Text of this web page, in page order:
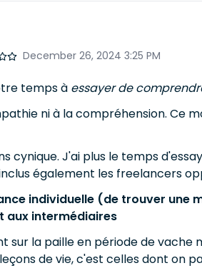
December 26, 2024 3:25 PM
temps à essayer de
ni à la compréhension. Ce
cynique. J'ai plus le temps
également les freelancers
individuelle (de trouver une
aux intermédiaires
sur la paille en période de vache
de vie, c'est celles dont on